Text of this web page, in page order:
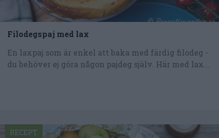
Filodegspaj med lax
En laxpaj som är enkel att baka med färdig filodeg -
du behöver ej göra någon pajdeg själv. Här med lax...
RECEPT